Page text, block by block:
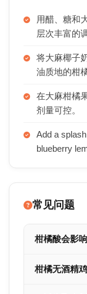
用醋、糖和
层次丰富的
将大麻椰子
油质地的柑
在大麻柑橘
剂量可控。
Add a
blueberry
常见问题
柑橘酸会影
柑橘无酒精